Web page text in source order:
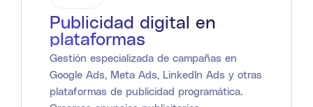
Publicidad digital en
plataformas
Gestión especializada de campañas en
Google Ads, Meta Ads, LinkedIn Ads y otras
plataformas de publicidad programática.